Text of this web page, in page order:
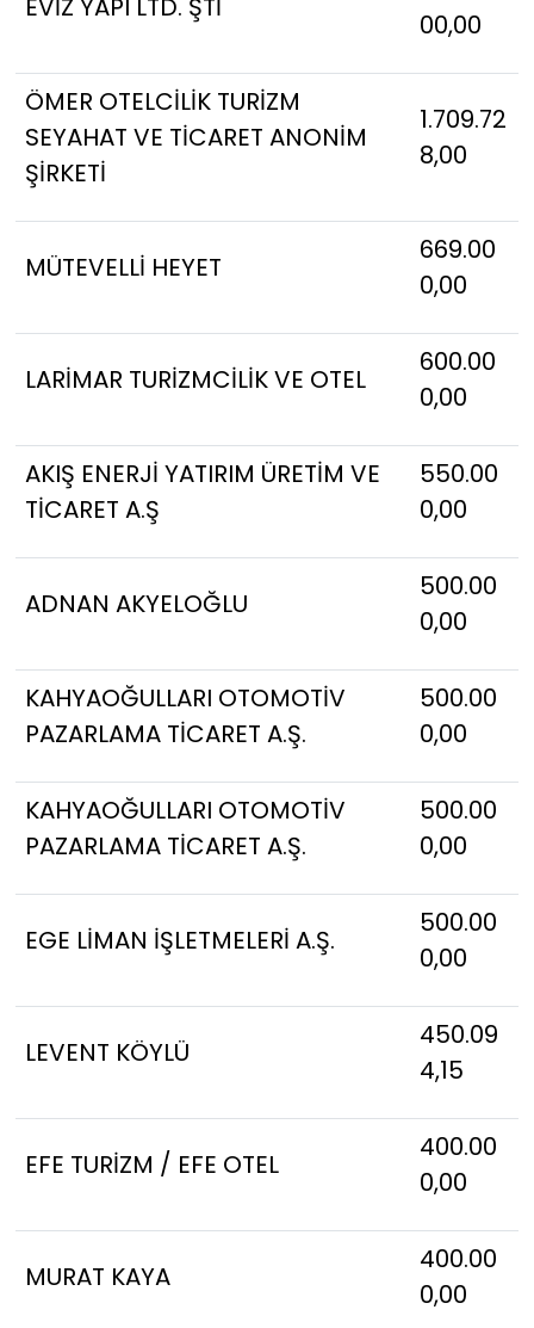
00,00
ÖMER OTELCİLİK TURİZM
SEYAHAT VE TİCARET ANONİM
ŞİRKETİ
1.709.72
8,00
MÜTEVELLİ HEYET
669.00
0,00
LARİMAR TURİZMCİLİK VE OTEL
600.00
0,00
AKIŞ ENERJİ YATIRIM ÜRETİM VE
TİCARET A.Ş
550.00
0,00
ADNAN AKYELOĞLU
500.00
0,00
KAHYAOĞULLARI OTOMOTİV
PAZARLAMA TİCARET A.Ş.
500.00
0,00
KAHYAOĞULLARI OTOMOTİV
PAZARLAMA TİCARET A.Ş.
500.00
0,00
EGE LİMAN İŞLETMELERİ A.Ş.
500.00
0,00
LEVENT KÖYLÜ
450.09
4,15
EFE TURİZM / EFE OTEL
400.00
0,00
MURAT KAYA
400.00
0,00